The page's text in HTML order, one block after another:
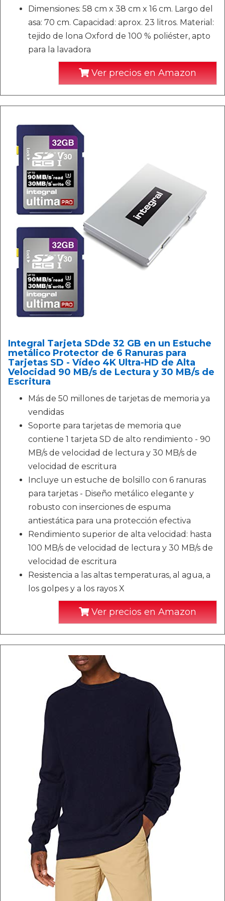
Dimensiones: 58 cm x 38 cm x 16 cm. Largo del
asa: 70 cm. Capacidad: aprox. 23 litros. Material:
tejido de lona Oxford de 100 % poliéster, apto
para la lavadora
Ver precios en Amazon
Integral Tarjeta SDde 32 GB en un Estuche
metálico Protector de 6 Ranuras para
Tarjetas SD - Vídeo 4K Ultra-HD de Alta
Velocidad 90 MB/s de Lectura y 30 MB/s de
Escritura
Más de 50 millones de tarjetas de memoria ya
vendidas
Soporte para tarjetas de memoria que
contiene 1 tarjeta SD de alto rendimiento - 90
MB/s de velocidad de lectura y 30 MB/s de
velocidad de escritura
Incluye un estuche de bolsillo con 6 ranuras
para tarjetas - Diseño metálico elegante y
robusto con inserciones de espuma
antiestática para una protección efectiva
Rendimiento superior de alta velocidad: hasta
100 MB/s de velocidad de lectura y 30 MB/s de
velocidad de escritura
Resistencia a las altas temperaturas, al agua, a
los golpes y a los rayos X
Ver precios en Amazon